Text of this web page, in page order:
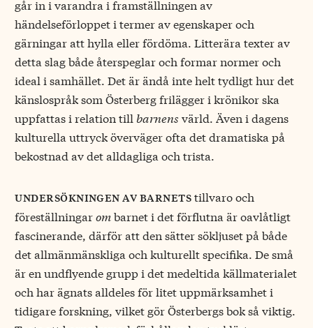
går in i varandra i framställningen av
händelseförloppet i termer av egenskaper och
gärningar att hylla eller fördöma. Litterära texter av
detta slag både återspeglar och formar normer och
ideal i samhället. Det är ändå inte helt tydligt hur det
känslospråk som Österberg frilägger i krönikor ska
uppfattas i relation till barnens värld. Även i dagens
kulturella uttryck överväger ofta det dramatiska på
bekostnad av det alldagliga och trista.
undersökningen av barnetstillvaro och
föreställningarom barnet i det förflutna är oavlåtligt
fascinerande, därför att den sätter sökljuset på både
det allmänmänskliga och kulturellt specifika. De små
är en undflyende grupp i det medeltida källmaterialet
och har ägnats alldeles för litet uppmärksamhet i
tidigare forskning, vilket gör Österbergs bok så viktig.